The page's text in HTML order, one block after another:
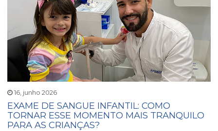
16, junho 2026
EXAME DE SANGUE INFANTIL: COMO
TORNAR ESSE MOMENTO MAIS TRANQUILO
PARA AS CRIANÇAS?